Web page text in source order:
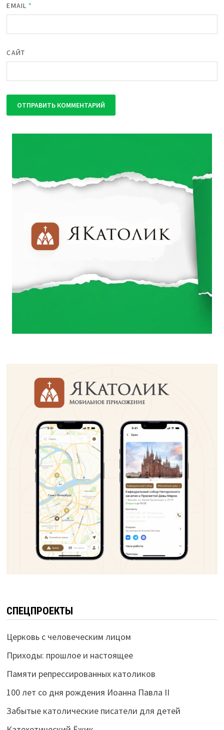
EMAIL *
САЙТ
СПЕЦПРОЕКТЫ
Церковь с человеческим лицом
Приходы: прошлое и настоящее
Памяти репрессированных католиков
100 лет со дня рождения Иоанна Павла II
Забытые католические писатели для детей